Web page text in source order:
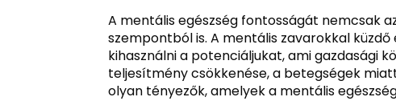
A mentális egészség fontosságát nemcsak
szempontból is. A mentális zavarokkal
kihasználni a potenciáljukat, ami gazdasági
teljesítmény csökkenése, a betegségek
olyan tényezők, amelyek a mentális